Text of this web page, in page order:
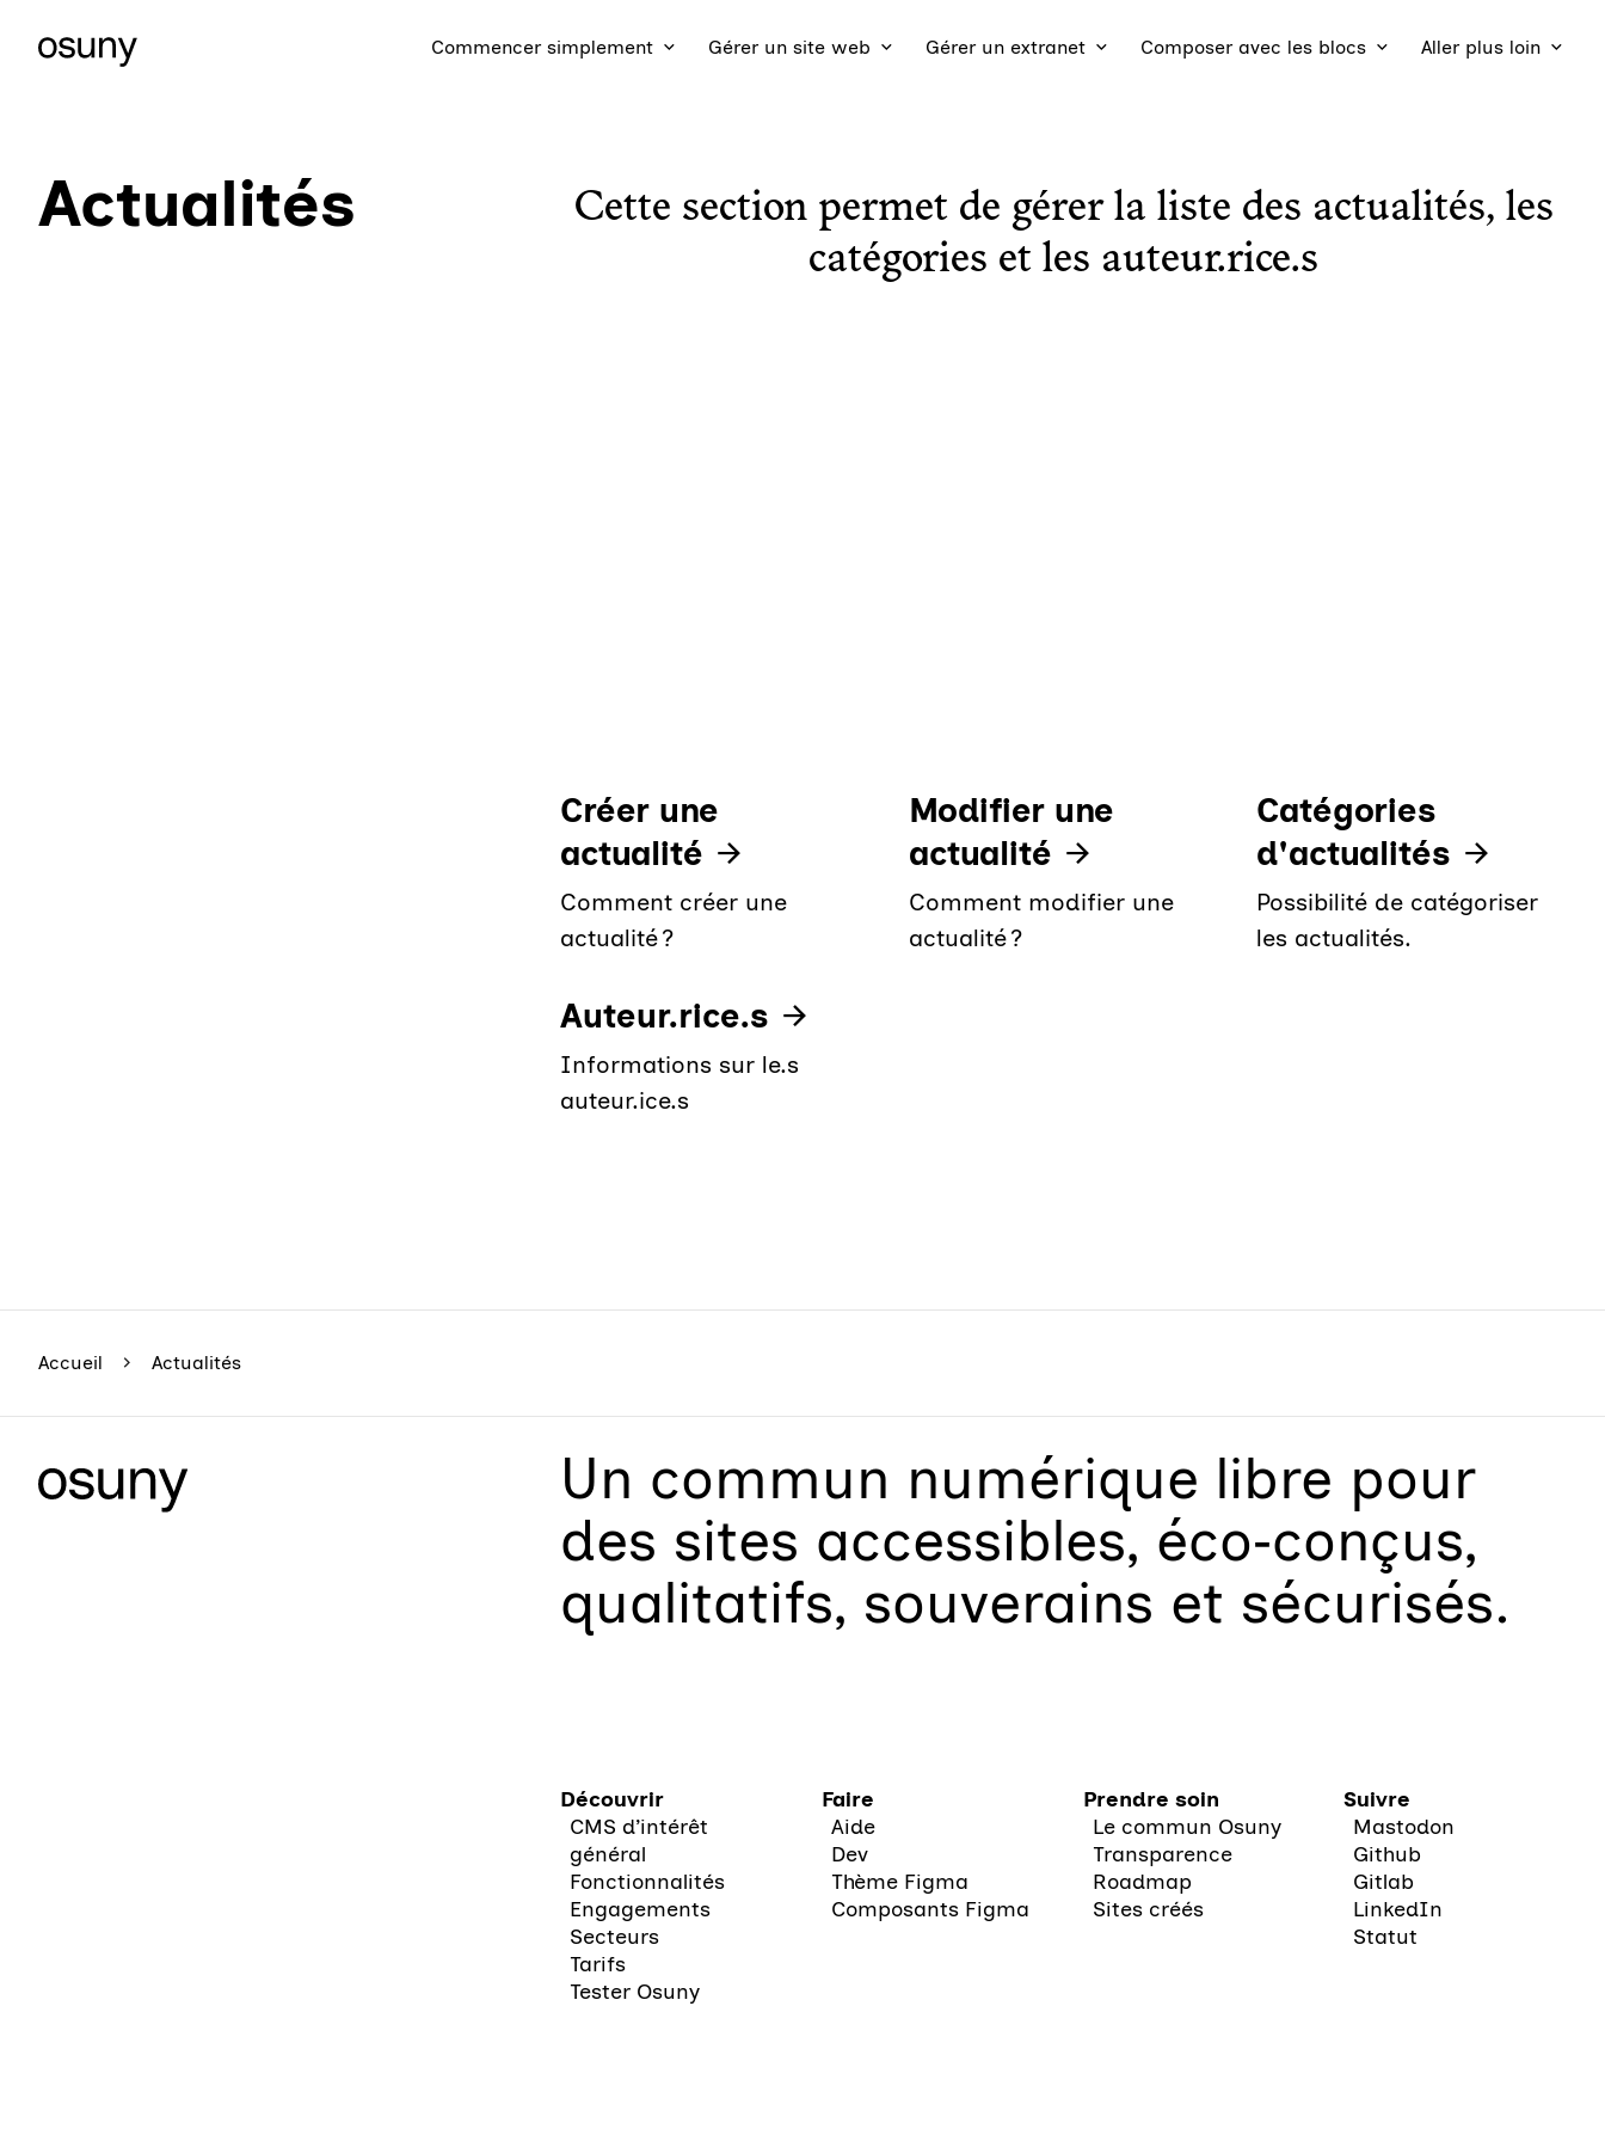
Commencer simplement Gérer un site web Gérer un extranet Composer avec les blocs Aller plus loin
Actualités
Cette section permet de gérer la liste des actualités, les
catégories et les auteur.rice.s
Créer une
actualité
Comment créer une
actualité ?
Modifier une
actualité
Comment modifier une
actualité ?
Catégories
d'actualités
Possibilité de catégoriser
les actualités.
Auteur.rice.s
Informations sur le.s
auteur.ice.s
Accueil Actualités
Un commun numérique libre pour
des sites accessibles, éco‑conçus,
qualitatifs, souverains et sécurisés.
Découvrir
CMS d’intérêt
général
Fonctionnalités
Engagements
Secteurs
Tarifs
Tester Osuny
Faire
Aide
Dev
Thème Figma
Composants Figma
Prendre soin
Le commun Osuny
Transparence
Roadmap
Sites créés
Suivre
Mastodon
Github
Gitlab
LinkedIn
Statut